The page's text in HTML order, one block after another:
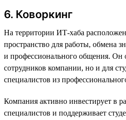
6. Коворкинг
На территории ИТ-хаба
пространство для работы, обмена
и профессионального общения. Он
сотрудников компании, но и для
специалистов из
Компания активно инвестирует в
специалистов и поддерживает